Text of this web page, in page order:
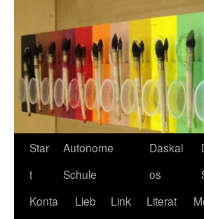
Star
t
Autonome
Schule
Daskal
os
Konta
Lieb
Link
Literat